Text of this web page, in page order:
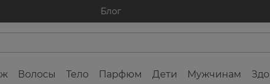
Блог
Волосы Тело Парфюм Дети Мужчинам